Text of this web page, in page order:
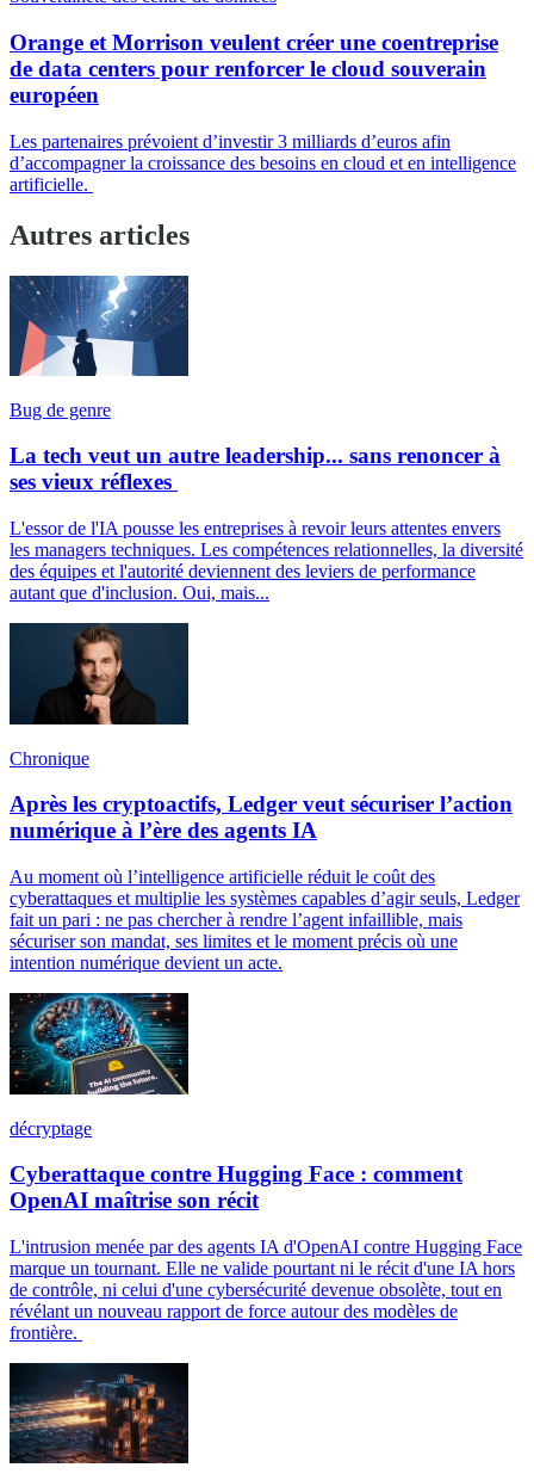
Orange et Morrison veulent créer une coentreprise
de data centers pour renforcer le cloud souverain
européen
Les partenaires prévoient d’investir 3 milliards d’euros afin
d’accompagner la croissance des besoins en cloud et en intelligence
artificielle.
Autres articles
Bug de genre
La tech veut un autre leadership... sans renoncer à
ses vieux réflexes
L'essor de l'IA pousse les entreprises à revoir leurs attentes envers
les managers techniques. Les compétences relationnelles, la diversité
des équipes et l'autorité deviennent des leviers de performance
autant que d'inclusion. Oui, mais...
Chronique
Après les cryptoactifs, Ledger veut sécuriser l’action
numérique à l’ère des agents IA
Au moment où l’intelligence artificielle réduit le coût des
cyberattaques et multiplie les systèmes capables d’agir seuls, Ledger
fait un pari : ne pas chercher à rendre l’agent infaillible, mais
sécuriser son mandat, ses limites et le moment précis où une
intention numérique devient un acte.
décryptage
Cyberattaque contre Hugging Face : comment
OpenAI maîtrise son récit
L'intrusion menée par des agents IA d'OpenAI contre Hugging Face
marque un tournant. Elle ne valide pourtant ni le récit d'une IA hors
de contrôle, ni celui d'une cybersécurité devenue obsolète, tout en
révélant un nouveau rapport de force autour des modèles de
frontière.